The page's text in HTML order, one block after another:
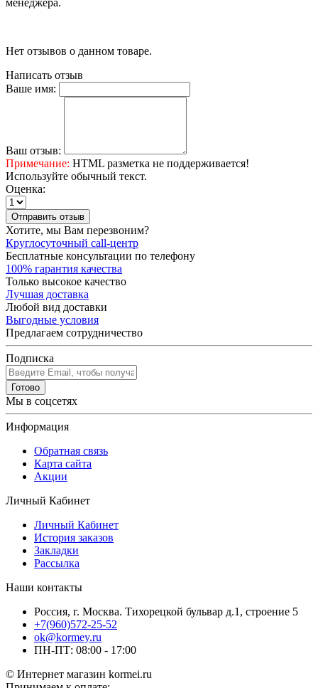
Нет отзывов о данном товаре.
Написать отзыв
Ваше имя:
Ваш отзыв:
Примечание: HTML разметка не поддерживается!
Используйте обычный текст.
Оценка:
Отправить отзыв
Хотите, мы Вам перезвоним?
Круглосуточный call-центр
Бесплатные консультации по телефону
100% гарантия качества
Только высокое качество
Лучшая доставка
Любой вид доставки
Выгодные условия
Предлагаем сотрудничество
Подписка
Готово
Мы в соцсетях
Информация
Обратная связь
Карта сайта
Акции
Личный Кабинет
Личный Кабинет
История заказов
Закладки
Рассылка
Наши контакты
Россия, г. Москва. Тихорецкой бульвар д.1, строение 5
+7(960)572-25-52
ok@kormey.ru
ПН-ПТ: 08:00 - 17:00
© Интернет магазин kormei.ru